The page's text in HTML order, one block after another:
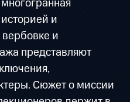
и
и
представляют
Сюжет о миссии